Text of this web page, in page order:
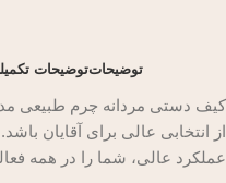
توضیحاتتوضیحات
کیف دستی مردانه چرم طبیعی
از انتخابی عالی برای آقایان
عملکرد عالی، شما را در همه